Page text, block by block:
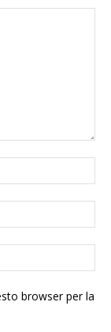
browser per la